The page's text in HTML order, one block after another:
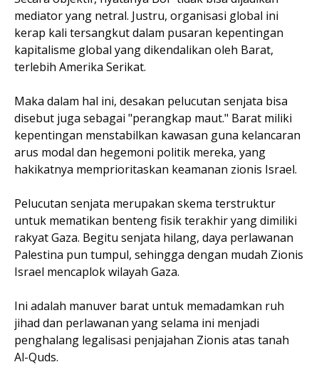
mediator yang netral. Justru, organisasi global ini
kerap kali tersangkut dalam pusaran kepentingan
kapitalisme global yang dikendalikan oleh Barat,
terlebih Amerika Serikat.
Maka dalam hal ini, desakan pelucutan senjata bisa
disebut juga sebagai "perangkap maut." Barat miliki
kepentingan menstabilkan kawasan guna kelancaran
arus modal dan hegemoni politik mereka, yang
hakikatnya memprioritaskan keamanan zionis Israel.
Pelucutan senjata merupakan skema terstruktur
untuk mematikan benteng fisik terakhir yang dimiliki
rakyat Gaza. Begitu senjata hilang, daya perlawanan
Palestina pun tumpul, sehingga dengan mudah Zionis
Israel mencaplok wilayah Gaza.
Ini adalah manuver barat untuk memadamkan ruh
jihad dan perlawanan yang selama ini menjadi
penghalang legalisasi penjajahan Zionis atas tanah
Al-Quds.